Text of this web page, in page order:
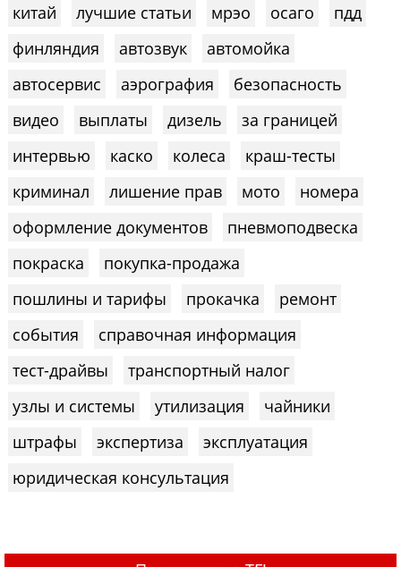
китай лучшие статьи мрэо осаго
пдд
финляндия
автозвук
автомойка
автосервис
аэрография
безопасность
видео
выплаты дизель
за границей
интервью
каско колеса
краш-тесты
криминал
лишение прав мото
номера
оформление документов
пневмоподвеска
покраска
покупка-продажа
пошлины и тарифы
прокачка
ремонт
события
справочная информация
тест-драйвы
транспортный налог
узлы и системы
утилизация
чайники
штрафы
экспертиза
эксплуатация
юридическая консультация